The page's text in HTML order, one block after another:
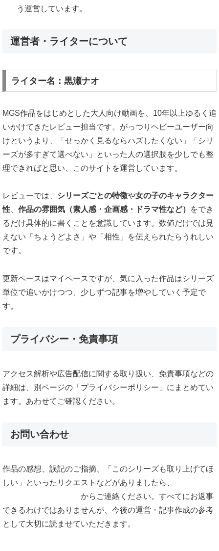
う運営しています。
運営者・ライターについて
ライター名：黒瀬ナオ
MGS作品をはじめとした大人向け動画を、10年以上ゆるく追
いかけてきたレビュー担当です。がっつりヘビーユーザー向
けというより、「せっかく見るならハズしたくない」「シリ
ーズが多すぎて選べない」といった人の選択肢を少しでも整
理できればと思い、このサイトを運営しています。
レビューでは、 シリーズごとの特徴や女の子のキャラクター
性
作品の雰囲気（素人感・企画感・ドラマ性など）
をでき
るだけ具体的に書くことを意識しています。数値だけでは見
えない「ちょうどよさ」や「相性」を伝えられたらうれしい
です。
更新ペースはマイペースですが、気に入った作品はシリーズ
単位で追いかけつつ、少しずつ記事を増やしていく予定で
す。
プライバシー・免責事項
アクセス解析や広告配信に関する取り扱い、免責事項などの
詳細は、別ページの「プライバシーポリシー」にまとめてい
ます。あわせてご確認ください。
お問い合わせ
作品の感想、誤記のご指摘、「このシリーズも取り上げてほ
しい」といったリクエストなどがありましたら、
からご連絡ください。すべてにお返事
できるわけではありませんが、今後の運営・記事作成の参考
として大切に読ませていただきます。